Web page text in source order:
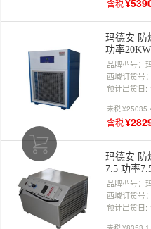
含税
玛德安 防
功率
格：1台
品牌型号：
西域订货号
预计出货日:
未税
含税
玛德安 防
7.5 功率
规格：1台
品牌型号：
西域订货号
预计出货日: